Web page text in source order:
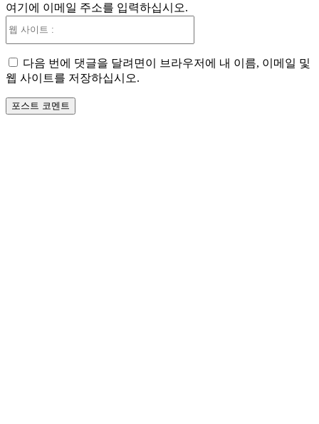
여기에 이메일 주소를 입력하십시오.
트
다음 번에 댓글을 달려면이 브라우저에 내 이름, 이메일 및
웹 사이트를 저장하십시오.